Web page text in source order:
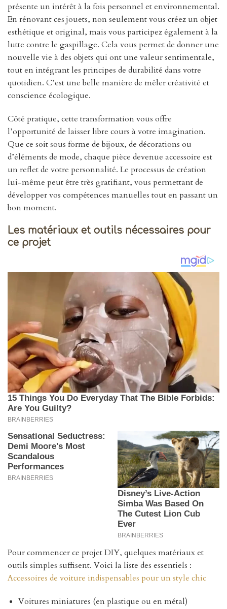
présente un intérêt à la fois personnel et environnemental.
En rénovant ces jouets, non seulement vous créez un objet
esthétique et original, mais vous participez également à la
lutte contre le gaspillage. Cela vous permet de donner une
nouvelle vie à des objets qui ont une valeur sentimentale,
tout en intégrant les principes de durabilité dans votre
quotidien. C’est une belle manière de mêler créativité et
conscience écologique.
Côté pratique, cette transformation vous offre
l’opportunité de laisser libre cours à votre imagination.
Que ce soit sous forme de bijoux, de décorations ou
d’éléments de mode, chaque pièce devenue accessoire est
un reflet de votre personnalité. Le processus de création
lui-même peut être très gratifiant, vous permettant de
développer vos compétences manuelles tout en passant un
bon moment.
Les matériaux et outils nécessaires pour
ce projet
Pour commencer ce projet DIY, quelques matériaux et
outils simples suffisent. Voici la liste des essentiels :
Accessoires de voiture indispensables pour un style chic
Voitures miniatures (en plastique ou en métal)